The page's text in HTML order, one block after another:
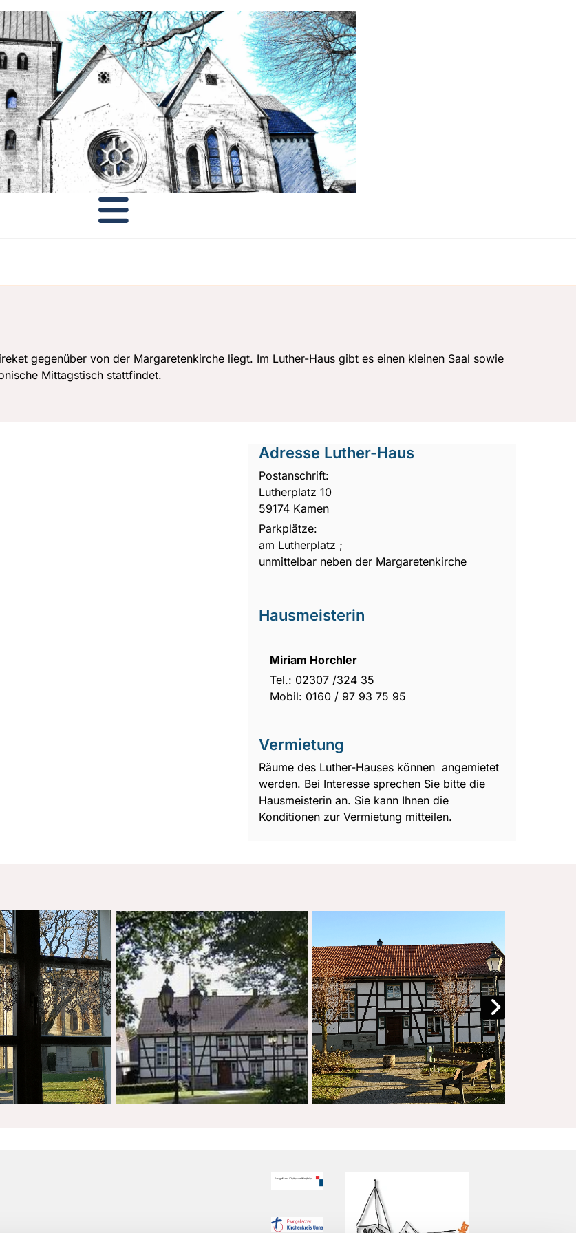
gegenüber von der Margaretenkirche liegt. Im Luther-Haus gibt es einen kleinen Saal sowie
Mittagstisch stattfindet.
Adresse Luther-Haus
Postanschrift:
Lutherplatz 10
59174 Kamen
Parkplätze:
am Lutherplatz ;
unmittelbar neben der Margaretenkirche
Hausmeisterin
Miriam Horchler
Tel.: 02307 /324 35
Mobil: 0160 / 97 93 75 95
Vermietung
Räume des Luther-Hauses können angemietet
werden. Bei Interesse sprechen Sie bitte die
Hausmeisterin an. Sie kann Ihnen die
Konditionen zur Vermietung mitteilen.